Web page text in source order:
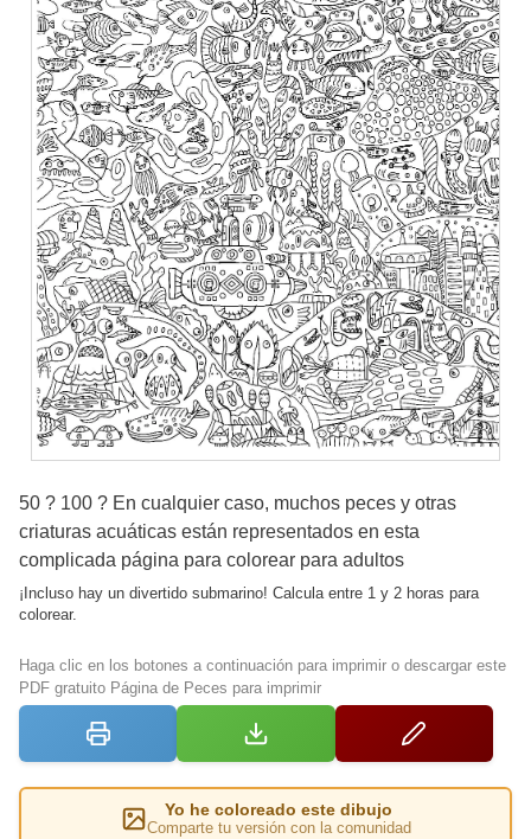
50 ? 100 ? En cualquier caso, muchos peces y otras
criaturas acuáticas están representados en esta
complicada página para colorear para adultos
¡Incluso hay un divertido submarino! Calcula entre 1 y 2 horas para
colorear.
Haga clic en los botones a continuación para imprimir o descargar este
PDF gratuito Página de Peces para imprimir
Yo he coloreado este dibujo
Comparte tu versión con la comunidad